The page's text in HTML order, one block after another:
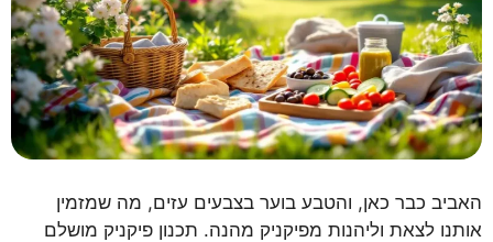
האביב כבר כאן, והטבע בוער בצבעים עזים, מה שמזמין
אותנו לצאת וליהנות מפיקניק מהנה. תכנון פיקניק מושלם